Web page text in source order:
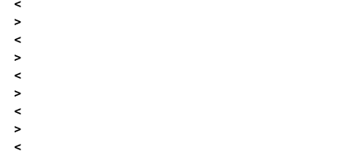
>
<
>
<
>
<
>
<